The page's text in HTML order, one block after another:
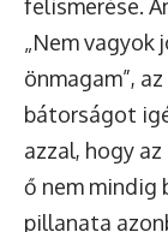
felismerése.
„Nem vagyok
önmagam”,
bátorságot
azzal, hogy
ő nem mindig
pillanata